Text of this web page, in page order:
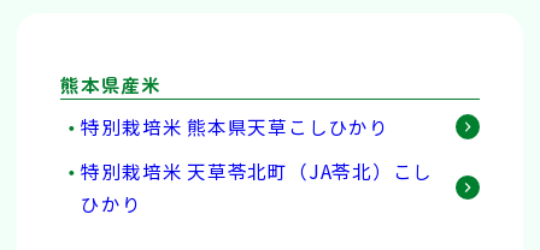
熊本県産米
特別栽培米 熊本県天草こしひかり
特別栽培米 天草苓北町（JA苓北）こし
ひかり